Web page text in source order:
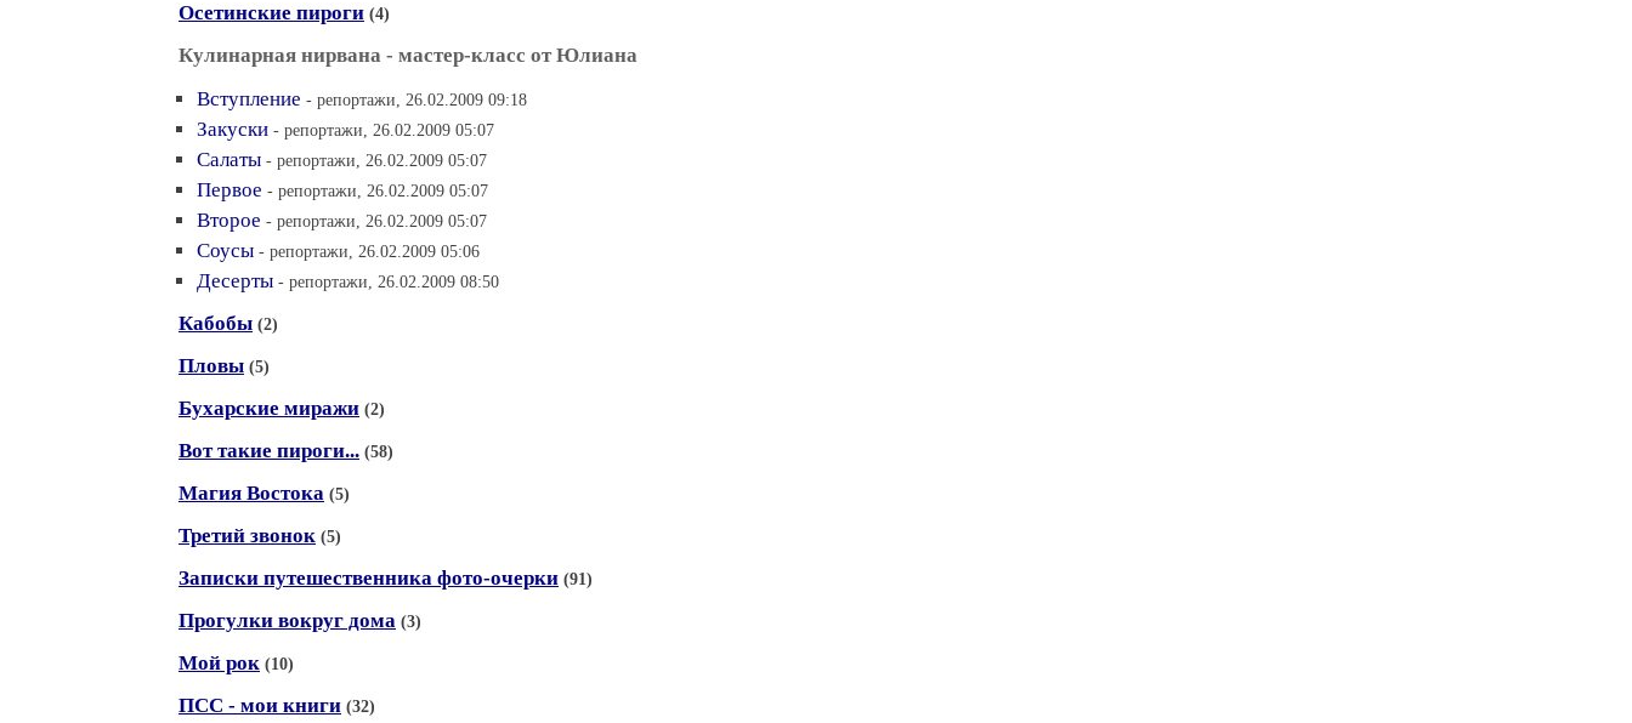
Осетинские пироги (4)
Кулинарная нирвана - мастер-класс от Юлиана
Вступление - репортажи, 26.02.2009 09:18
Закуски - репортажи, 26.02.2009 05:07
Салаты - репортажи, 26.02.2009 05:07
Первое - репортажи, 26.02.2009 05:07
Второе - репортажи, 26.02.2009 05:07
Соусы - репортажи, 26.02.2009 05:06
Десерты - репортажи, 26.02.2009 08:50
Кабобы (2)
Пловы (5)
Бухарские миражи (2)
Вот такие пироги... (58)
Магия Востока (5)
Третий звонок (5)
Записки путешественника фото-очерки (91)
Прогулки вокруг дома (3)
Мой рок (10)
ПСС - мои книги (32)